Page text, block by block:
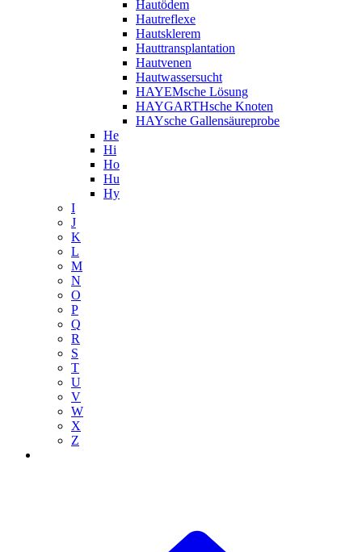
Hautödem
Hautreflexe
Hautsklerem
Hauttransplantation
Hautvenen
Hautwassersucht
HAYEMsche Lösung
HAYGARTHsche Knoten
HAYsche Gallensäureprobe
He
Hi
Ho
Hu
Hy
I
J
K
L
M
N
O
P
Q
R
S
T
U
V
W
X
Z